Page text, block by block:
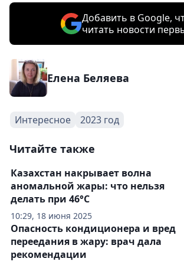
Добавить в Google,
читать новости
Елена Беляева
Интересное 2023 год
Читайте также
10:29, 18 июня 2025
Казахстан накрывает волна
аномальной жары: что нельзя
делать при 46°С
Опасность кондиционера и вред
переедания в жару: врач дала
рекомендации